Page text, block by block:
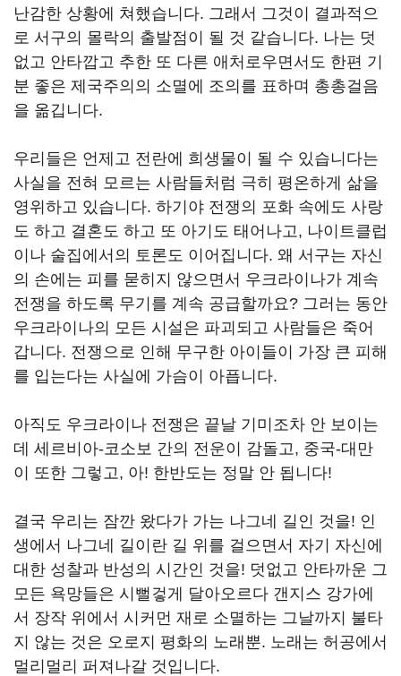
난감한 상황에 쳐했습니다. 그래서 그것이 결과적으
로 서구의 몰락의 출발점이 될 것 같습니다. 나는 덧
없고 안타깝고 추한 또 다른 애처로우면서도 한편 기
분 좋은 제국주의의 소멸에 조의를 표하며 총총걸음
을 옮깁니다.
우리들은 언제고 전란에 희생물이 될 수 있습니다는
사실을 전혀 모르는 사람들처럼 극히 평온하게 삶을
영위하고 있습니다. 하기야 전쟁의 포화 속에도 사랑
도 하고 결혼도 하고 또 아기도 태어나고, 나이트클럽
이나 술집에서의 토론도 이어집니다. 왜 서구는 자신
의 손에는 피를 묻히지 않으면서 우크라이나가 계속
전쟁을 하도록 무기를 계속 공급할까요? 그러는 동안
우크라이나의 모든 시설은 파괴되고 사람들은 죽어
갑니다. 전쟁으로 인해 무구한 아이들이 가장 큰 피해
를 입는다는 사실에 가슴이 아픕니다.
아직도 우크라이나 전쟁은 끝날 기미조차 안 보이는
데 세르비아-코소보 간의 전운이 감돌고, 중국-대만
이 또한 그렇고, 아! 한반도는 정말 안 됩니다!
결국 우리는 잠깐 왔다가 가는 나그네 길인 것을! 인
생에서 나그네 길이란 길 위를 걸으면서 자기 자신에
대한 성찰과 반성의 시간인 것을! 덧없고 안타까운 그
모든 욕망들은 시뻘겋게 달아오르다 갠지스 강가에
서 장작 위에서 시커먼 재로 소멸하는 그날까지 불타
지 않는 것은 오로지 평화의 노래뿐. 노래는 허공에서
멀리멀리 퍼져나갈 것입니다.